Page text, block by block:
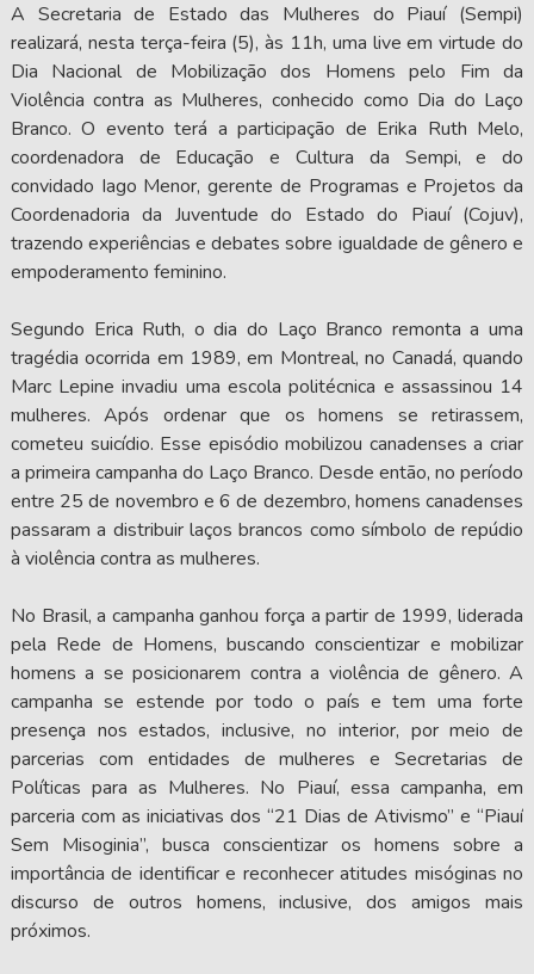
A Secretaria de Estado das Mulheres do Piauí (Sempi)
realizará, nesta terça-feira (5), às 11h, uma live em virtude do
Dia Nacional de Mobilização dos Homens pelo Fim da
Violência contra as Mulheres, conhecido como Dia do Laço
Branco. O evento terá a participação de Erika Ruth Melo,
coordenadora de Educação e Cultura da Sempi, e do
convidado Iago Menor, gerente de Programas e Projetos da
Coordenadoria da Juventude do Estado do Piauí (Cojuv),
trazendo experiências e debates sobre igualdade de gênero e
empoderamento feminino.
Segundo Erica Ruth, o dia do Laço Branco remonta a uma
tragédia ocorrida em 1989, em Montreal, no Canadá, quando
Marc Lepine invadiu uma escola politécnica e assassinou 14
mulheres. Após ordenar que os homens se retirassem,
cometeu suicídio. Esse episódio mobilizou canadenses a criar
a primeira campanha do Laço Branco. Desde então, no período
entre 25 de novembro e 6 de dezembro, homens canadenses
passaram a distribuir laços brancos como símbolo de repúdio
à violência contra as mulheres.
No Brasil, a campanha ganhou força a partir de 1999, liderada
pela Rede de Homens, buscando conscientizar e mobilizar
homens a se posicionarem contra a violência de gênero. A
campanha se estende por todo o país e tem uma forte
presença nos estados, inclusive, no interior, por meio de
parcerias com entidades de mulheres e Secretarias de
Políticas para as Mulheres. No Piauí, essa campanha, em
parceria com as iniciativas dos “21 Dias de Ativismo” e “Piauí
Sem Misoginia”, busca conscientizar os homens sobre a
importância de identificar e reconhecer atitudes misóginas no
discurso de outros homens, inclusive, dos amigos mais
próximos.